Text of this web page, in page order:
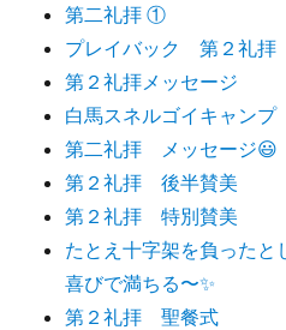
第二礼拝 ①
プレイバック 第２礼拝
第２礼拝メッセージ
白馬スネルゴイキャンプ
第二礼拝 メッセージ😃
第２礼拝 後半賛美
第２礼拝 特別賛美
たとえ十字架を負ったと
喜びで満ちる〜✨
第２礼拝 聖餐式